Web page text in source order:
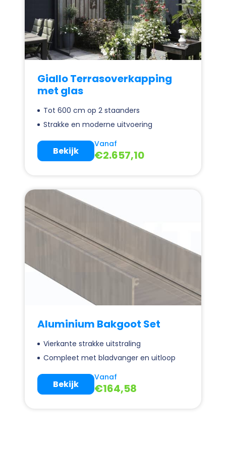
Giallo Terrasoverkapping
met glas
Tot 600 cm op 2 staanders
Strakke en moderne uitvoering
Vanaf
€2.657,10
Bekijk
Aluminium Bakgoot Set
Vierkante strakke uitstraling
Compleet met bladvanger en uitloop
Vanaf
€164,58
Bekijk